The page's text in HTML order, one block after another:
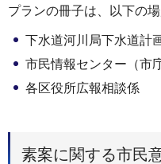
プランの冊子は、以下の
下水道河川局下水道計
市民情報センター（市
各区役所広報相談係
素案に関する市民